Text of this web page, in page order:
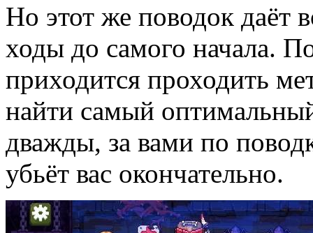
Но этот же поводок даёт
ходы до самого начала.
приходится проходить
найти самый
дважды, за вами по
убьёт вас окончательно.